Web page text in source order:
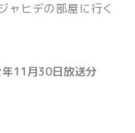
ャヒデの部屋に行く
11月30日放送分